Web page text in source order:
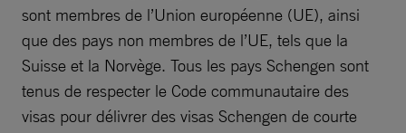
sont membres de l’Union européenne (UE), ainsi
que des pays non membres de l’UE, tels que la
Suisse et la Norvège. Tous les pays Schengen sont
tenus de respecter le Code communautaire des
visas pour délivrer des visas Schengen de courte